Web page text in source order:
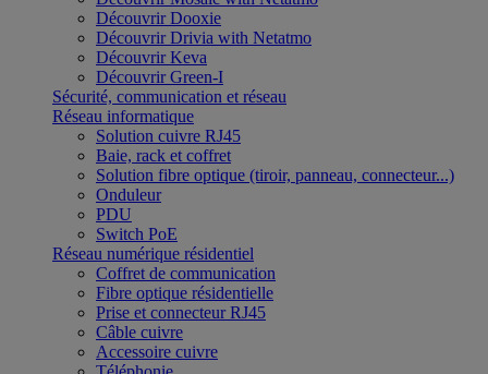
Découvrir Dooxie
Découvrir Drivia with Netatmo
Découvrir Keva
Découvrir Green-I
Sécurité, communication et réseau
Réseau informatique
Solution cuivre RJ45
Baie, rack et coffret
Solution fibre optique (tiroir, panneau, connecteur...)
Onduleur
PDU
Switch PoE
Réseau numérique résidentiel
Coffret de communication
Fibre optique résidentielle
Prise et connecteur RJ45
Câble cuivre
Accessoire cuivre